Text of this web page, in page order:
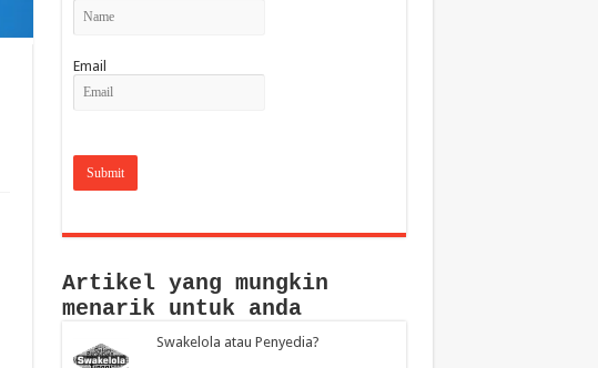
Email
Artikel yang mungkin
menarik untuk anda
Swakelola atau Penyedia?